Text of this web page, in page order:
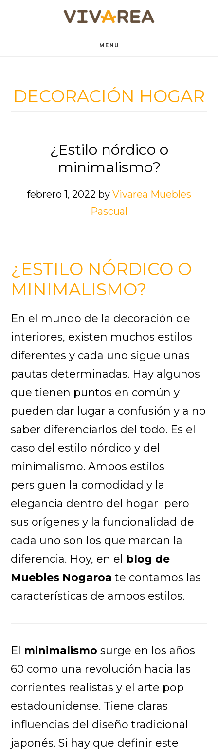
MENU
DECORACIÓN HOGAR
¿Estilo nórdico o
minimalismo?
febrero 1, 2022 by Vivarea Muebles
Pascual
¿ESTILO NÓRDICO O
MINIMALISMO?
En el mundo de la decoración de
interiores, existen muchos estilos
diferentes y cada uno sigue unas
pautas determinadas. Hay algunos
que tienen puntos en común y
pueden dar lugar a confusión y a no
saber diferenciarlos del todo. Es el
caso del estilo nórdico y del
minimalismo. Ambos estilos
persiguen la comodidad y la
elegancia dentro del hogar pero
sus orígenes y la funcionalidad de
cada uno son los que marcan la
diferencia. Hoy, en el blog de
Muebles Nogaroa te contamos las
características de ambos estilos.
El minimalismo surge en los años
60 como una revolución hacia las
corrientes realistas y el arte pop
estadounidense. Tiene claras
influencias del diseño tradicional
japonés. Si hay que definir este